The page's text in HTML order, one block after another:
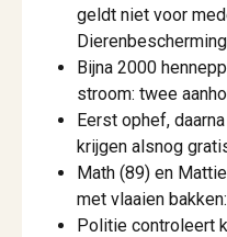
geldt niet voor
Dierenbescherming
Bijna 2000
stroom: twee
Eerst ophef,
krijgen alsnog
Math (89) en
met vlaaien
Politie controleert